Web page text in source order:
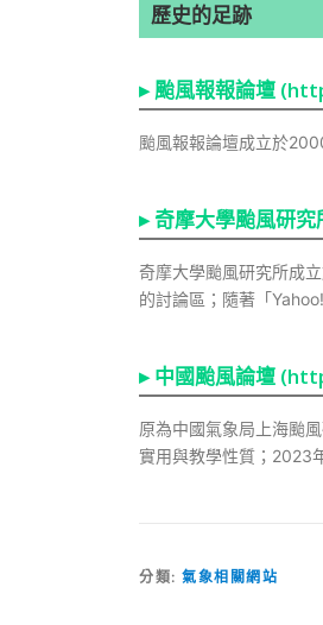
歷史的足跡
▸颱風報報論壇
颱風報報論壇成立於
▸奇摩大學颱風研
奇摩大學颱風研究所成
的討論區；隨著「
▸中國颱風論壇
原為中國氣象局上海颱
實用與教學性質；2023
分類: 氣象相關網站